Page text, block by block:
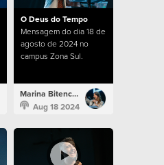
O Deus do Tempo
Mensagem do dia 18 de
agosto de 2024 no
campus Zona Sul.
Marina Bitencourt
Aug 18 2024